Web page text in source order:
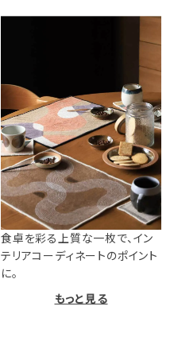
食卓を彩る上質な一枚で、イン
テリアコーディネートのポイント
に。
もっと見る